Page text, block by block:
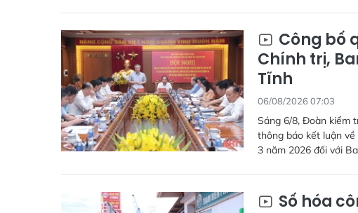
Công bố
Chính trị,
Tĩnh
06/08/2026 07:03
Sáng 6/8, Đoàn kiểm
thông báo kết luận
3 năm 2026 đối với
Số hóa